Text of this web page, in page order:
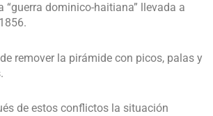
“guerra dominico-haitiana” llevada a
remover la pirámide con picos, palas y
de estos conflictos la situación